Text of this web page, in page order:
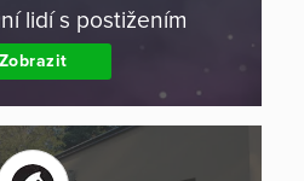
lidí s postižením
Zobrazit